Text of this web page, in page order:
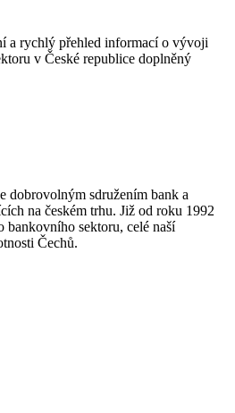
a rychlý přehled informací o vývoji
v České republice doplněný
dobrovolným sdružením bank a
na českém trhu. Již od roku 1992
bankovního sektoru, celé naší
Čechů.